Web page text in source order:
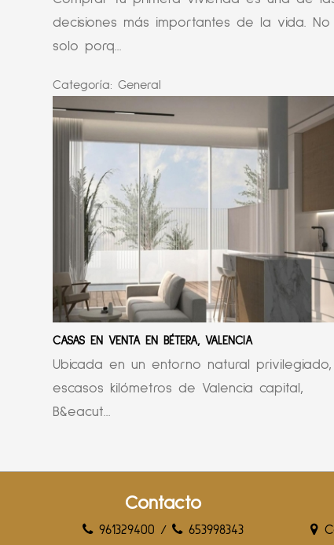
decisiones más importantes de la vida. No
solo porq...
Categoría: General
CASAS EN VENTA EN BÉTERA, VALENCIA
Ubicada en un entorno natural
escasos kilómetros de Valencia capital,
B&eacut...
Contacto
961329400 / 653998343